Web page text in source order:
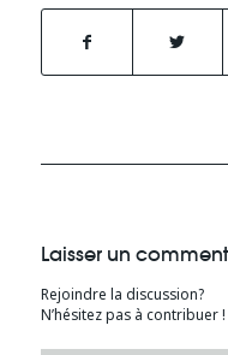
Laisser un
Rejoindre la discussion?
N’hésitez pas à contribuer !